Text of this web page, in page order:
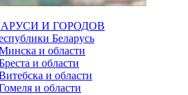
И ГОРОДОВ
Беларусь
и области
и области
и области
и области